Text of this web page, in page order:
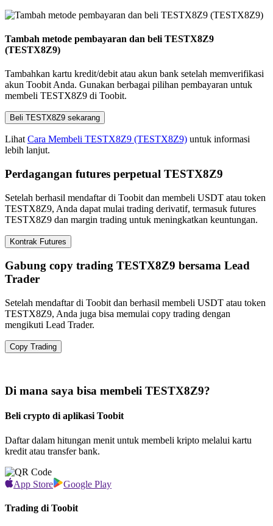
Tambah metode pembayaran dan beli TESTX8Z9
(TESTX8Z9)
Tambahkan kartu kredit/debit atau akun bank setelah memverifikasi
akun Toobit Anda. Gunakan berbagai pilihan pembayaran untuk
membeli TESTX8Z9 di Toobit.
Beli TESTX8Z9 sekarang
Lihat Cara Membeli TESTX8Z9 (TESTX8Z9) untuk informasi
lebih lanjut.
Perdagangan futures perpetual TESTX8Z9
Setelah berhasil mendaftar di Toobit dan membeli USDT atau token
TESTX8Z9, Anda dapat mulai trading derivatif, termasuk futures
TESTX8Z9 dan margin trading untuk meningkatkan keuntungan.
Kontrak Futures
Gabung copy trading TESTX8Z9 bersama Lead
Trader
Setelah mendaftar di Toobit dan berhasil membeli USDT atau token
TESTX8Z9, Anda juga bisa memulai copy trading dengan
mengikuti Lead Trader.
Copy Trading
Di mana saya bisa membeli TESTX8Z9?
Beli crypto di aplikasi Toobit
Daftar dalam hitungan menit untuk membeli kripto melalui kartu
kredit atau transfer bank.
App Store Google Play
Trading di Toobit